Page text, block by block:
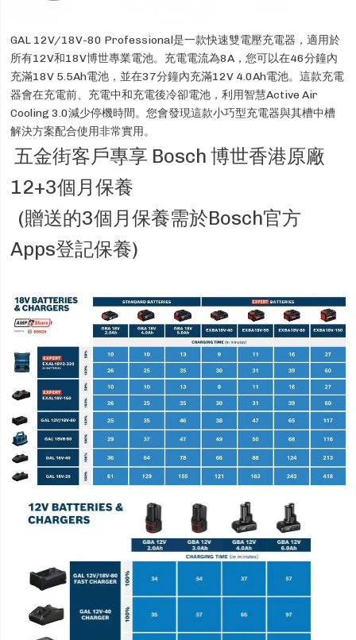
GAL 12V/18V-80 Professional是一款快速雙電壓充電器，適用於
所有12V和18V博世專業電池。充電電流為8A，您可以在46分鐘內
充滿18V 5.5Ah電池，並在37分鐘內充滿12V 4.0Ah電池。這款充電
器會在充電前、充電中和充電後冷卻電池，利用智慧Active Air
Cooling 3.0減少停機時間。您會發現這款小巧型充電器與其槽中槽
解決方案配合使用非常實用。
五金街客戶專享 Bosch 博世香港原廠
12+3個月保養
(贈送的3個月保養需於Bosch官方
Apps登記保養)